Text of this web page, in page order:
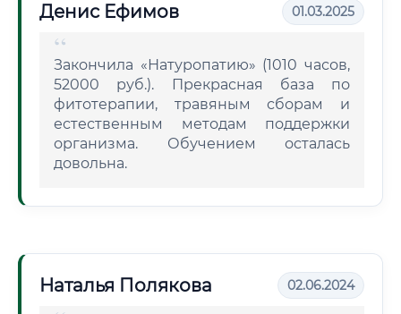
Денис Ефимов 01.03.2025
Закончила «Натуропатию» (1010 часов,
52000 руб.). Прекрасная база по
фитотерапии, травяным сборам и
естественным методам поддержки
организма. Обучением осталась
довольна.
Наталья Полякова 02.06.2024